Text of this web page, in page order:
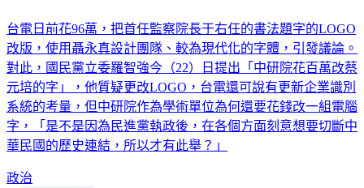
台電日前花96萬，把首任監察院長于右任的書法題字的LOGO
改版，使用聶永真設計團隊、較為現代化的字體，引發議論。
對此，國民黨立委羅智強今（22）日提出「中研院花百萬改蔡
元培的字」，他質疑更改LOGO，台電還可說有更新企業識別
系統的考量，但中研院作為學術單位為何還要花錢改一組電腦
字，「是不是因為民進黨執政後，在各個方面刻意想要切斷中
華民國的歷史連結，所以才有此舉？」
政治